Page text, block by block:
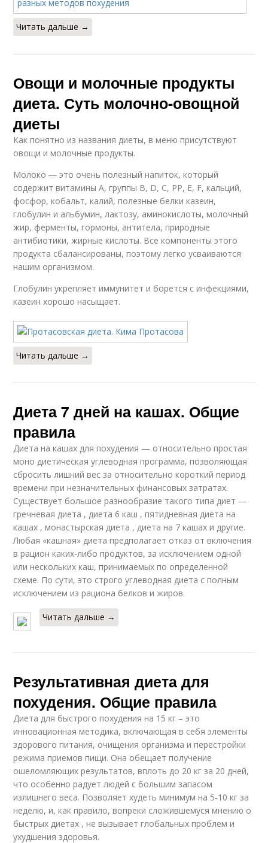
Читать дальше →
Овощи и молочные продукты
диета. Суть молочно-овощной
диеты
Как понятно из названия диеты, в меню присутствуют
овощи и молочные продукты.
Молоко ― это очень полезный напиток, который
содержит витамины А, группы В, D, С, РР, Е, F, кальций,
фосфор, кобальт, калий, полезные белки казеин,
глобулин и альбумин, лактозу, аминокислоты, молочный
жир, ферменты, гормоны, антитела, природные
антибиотики, жирные кислоты. Все компоненты этого
продукта сбалансированы, поэтому легко усваиваются
нашим организмом.
Глобулин укрепляет иммунитет и борется с инфекциями,
казеин хорошо насыщает.
Читать дальше →
Диета 7 дней на кашах. Общие
правила
Диета на кашах для похудения — относительно простая
моно диетическая углеводная программа, позволяющая
сбросить лишний вес за относительно короткий период
времени при незначительных финансовых затратах.
Существует большое разнообразие такого типа диет —
гречневая диета , диета 6 каш , пятидневная диета на
кашах , монастырская диета , диета на 7 кашах и другие.
Любая «кашная» диета предполагает отказ от включения
в рацион каких-либо продуктов, за исключением одной
или нескольких каш, принимаемых по определенной
схеме. По сути, это строго углеводная диета с полным
исключением из рациона белков и жиров.
Читать дальше →
Результативная диета для
похудения. Общие правила
Диета для быстрого похудения на 15 кг – это
инновационная методика, включающая в себя элементы
здорового питания, очищения организма и перестройки
режима приемов пищи. Она обещает получение
ошеломляющих результатов, вплоть до 20 кг за 20 дней,
что особенно радует людей с большим запасом
излишнего веса. Позволяет худеть минимум на 5-10 кг за
неделю, и, как правило, вопреки сложившемуся мнению о
быстрых диетах , не вызывает глобальных проблем и
ухудшения здоровья.